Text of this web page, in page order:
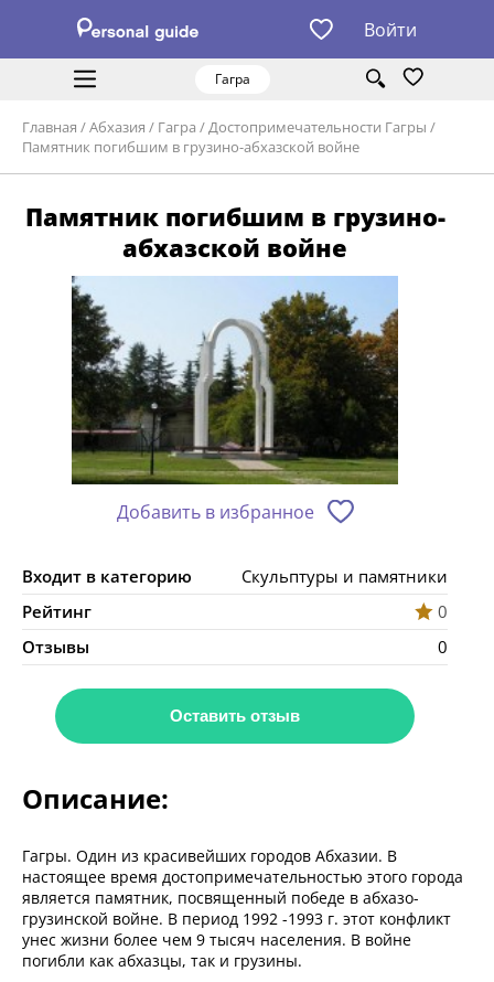
Войти
Гагра
Главная /Абхазия / Гагра /Достопримечательности Гагры /
Памятник погибшим в грузино-абхазской войне
Памятник погибшим в грузино-
абхазской войне
Добавить в избранное
Входит в категорию
Скульптуры и памятники
Рейтинг
0
Отзывы
0
Оставить отзыв
Описание:
Гагры. Один из красивейших городов Абхазии. В
настоящее время достопримечательностью этого города
является памятник, посвященный победе в абхазо-
грузинской войне. В период 1992 -1993 г. этот конфликт
унес жизни более чем 9 тысяч населения. В войне
погибли как абхазцы, так и грузины.